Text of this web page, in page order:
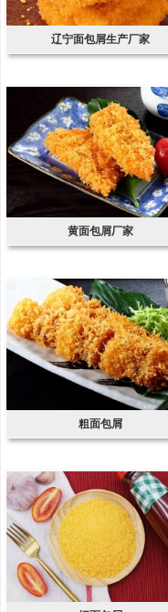
辽宁面包屑生产厂家
黄面包屑厂家
粗面包屑